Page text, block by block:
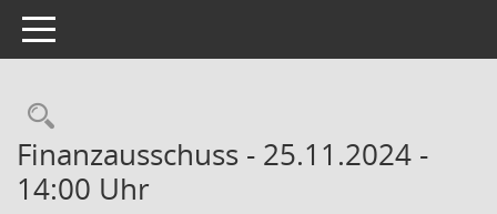
Toggle navigation
Rechercheauswahl
Finanzausschuss - 25.11.2024 -
14:00 Uhr